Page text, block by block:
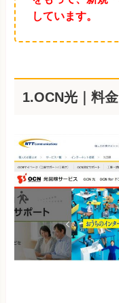
しています。
1.OCN光｜料